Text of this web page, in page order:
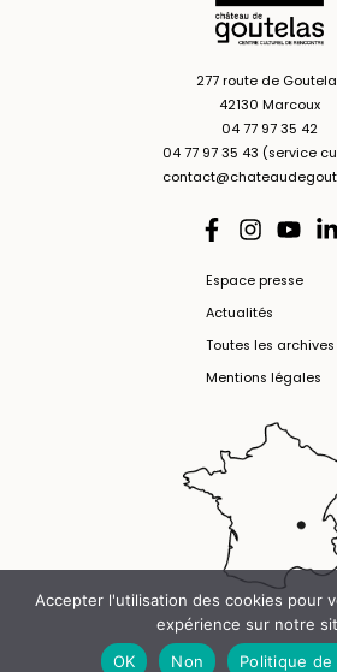
277 route de
42130 Marcoux
04 77 97 35 42
04 77 97 35 43 (service
Espace presse
Actualités
Toutes les archives
Mentions légales
Accepter l'utilisation des cookies pour
expérience sur notre
OK
Non Politique